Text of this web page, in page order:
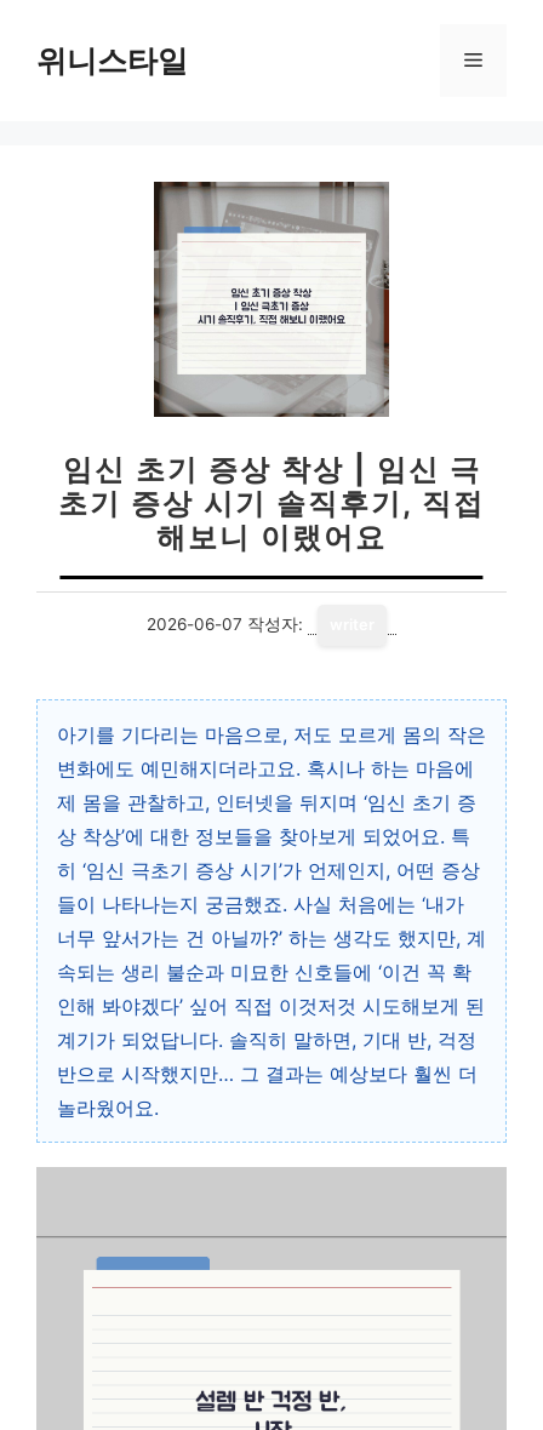
위니스타일 메
임신 초기 증상 착상 | 임신 극
초기 증상 시기 솔직후기, 직접
해보니 이랬어요
2026-06-07 작성자:
아기를 기다리는 마음으로, 저도 모르게 몸의 작은
변화에도 예민해지더라고요. 혹시나 하는 마음에
제 몸을 관찰하고, 인터넷을 뒤지며 ‘임신 초기 증
상 착상’에 대한 정보들을 찾아보게 되었어요. 특
히 ‘임신 극초기 증상 시기’가 언제인지, 어떤 증상
들이 나타나는지 궁금했죠. 사실 처음에는 ‘내가
너무 앞서가는 건 아닐까?’ 하는 생각도 했지만, 계
속되는 생리 불순과 미묘한 신호들에 ‘이건 꼭 확
인해 봐야겠다’ 싶어 직접 이것저것 시도해보게 된
계기가 되었답니다. 솔직히 말하면, 기대 반, 걱정
반으로 시작했지만… 그 결과는 예상보다 훨씬 더
놀라웠어요.